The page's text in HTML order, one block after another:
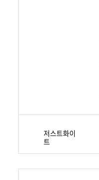
저스트화이
트